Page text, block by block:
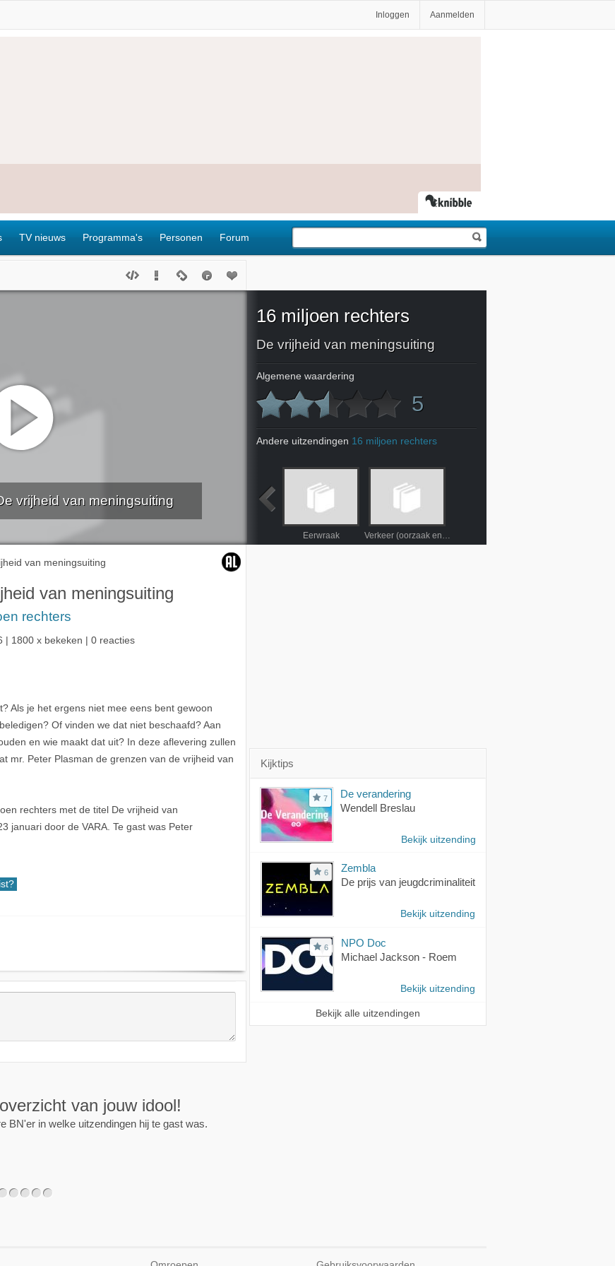
Inloggen Aanmelden
TV nieuws Programma's Personen Forum
vrijheid van meningsuiting
van meningsuiting
van meningsuiting
rechters
| 1800 x bekeken | 0 reacties
Als je het ergens niet mee eens bent gewoon
Of vinden we dat niet beschaafd? Aan
en wie maakt dat uit? In deze aflevering zullen
mr. Peter Plasman de grenzen van de vrijheid van
rechters met de titel De vrijheid van
januari door de VARA. Te gast was Peter
16 miljoen rechters
De vrijheid van meningsuiting
Algemene waardering
5
Andere uitzendingen 16 miljoen rechters
Eerwraak
Kijktips
7
De verandering
Wendell Breslau
Bekijk uitzending
6
Zembla
De prijs van jeugdcriminaliteit
Bekijk uitzending
6
NPO Doc
Michael Jackson - Roem
Bekijk uitzending
Bekijk alle uitzendingen
de hoogte!
of persoon en je krijgt een mailtje als er een